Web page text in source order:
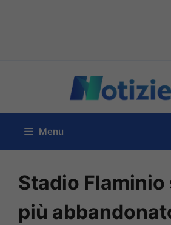
contenuto
Menu
Stadio Flaminio
più